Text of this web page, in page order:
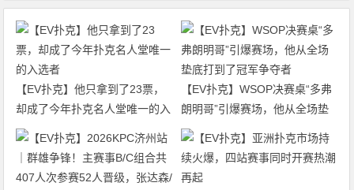
【EV扑克】他只拿到了23票，
却成了今年扑克名人堂唯一的入
选者
【EV扑克】WSOP决赛桌“多弗
朗明哥”引爆赛场，他从全场垫
底打到了冠军争夺者